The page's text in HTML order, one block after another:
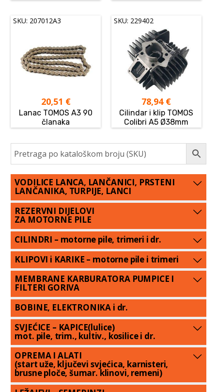
SKU: 207012A3
20,51 €
Lanac TOMOS A3 90
članaka
SKU: 229402
78,94 €
Cilindar i klip TOMOS
Colibri A5 Ø38mm
VODILICE LANCA, LANČANICI, PRSTENI
LANČANIKA, TURPIJE, LANCI
REZERVNI DIJELOVI
ZA MOTORNE PILE
CILINDRI – motorne pile, trimeri i dr.
KLIPOVI i KARIKE – motorne pile i trimeri
MEMBRANE KARBURATORA PUMPICE I
FILTERI GORIVA
BOBINE, ELEKTRONIKA i dr.
SVJEĆICE – KAPICE(lulice)
mot. pile, trim., kultiv., kosilice i dr.
OPREMA I ALATI
(start uže, ključevi svjećica, karnisteri,
brusne ploče, šumar. klinovi, remeni)